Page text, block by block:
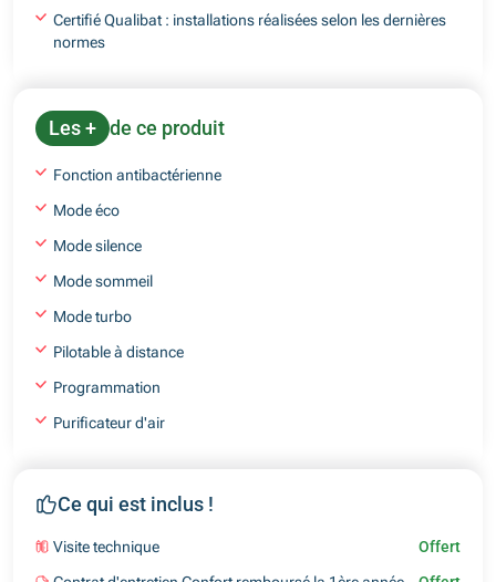
Certifié Qualibat : installations réalisées selon les dernières
normes
Les + de ce produit
Fonction antibactérienne
Mode éco
Mode silence
Mode sommeil
Mode turbo
Pilotable à distance
Programmation
Purificateur d'air
Ce qui est inclus !
Visite technique
Offert